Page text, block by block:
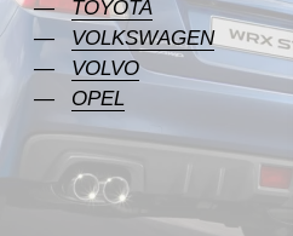
TOYOTA
VOLKSWAGEN
VOLVO
OPEL